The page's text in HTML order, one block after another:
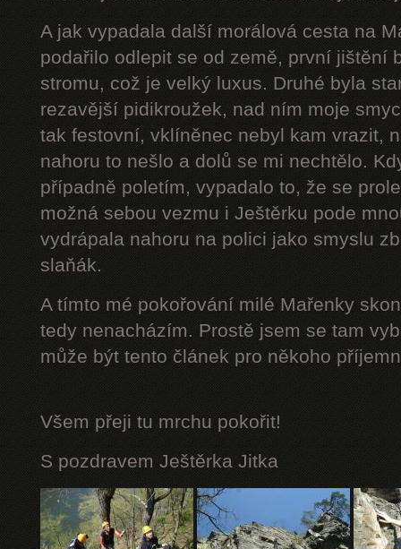
A jak vypadala další morálová cesta na
podařilo odlepit se od země, první jištění
stromu, což je velký luxus. Druhé byla
rezavější pidikroužek, nad ním moje
tak festovní, vklíněnec nebyl kam vrazit,
nahoru to nešlo a dolů se mi nechtělo.
případně poletím, vypadalo to, že se
možná sebou vezmu i Ještěrku pode
vydrápala nahoru na polici jako smyslu
slaňák.
A tímto mé pokořování milé Mařenky
tedy nenacházím. Prostě jsem se tam
může být tento článek pro někoho
Všem přeji tu mrchu pokořit!
S pozdravem Ještěrka Jitka